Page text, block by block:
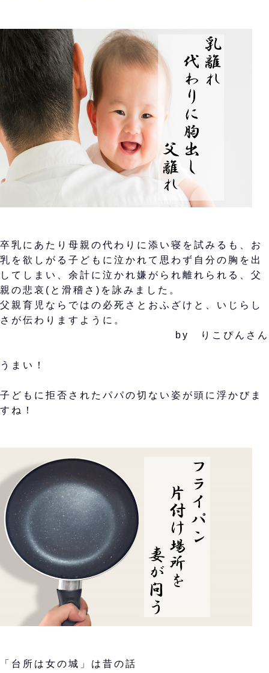
卒乳にあたり母親の代わりに添い寝を試みるも、お
乳を欲しがる子どもに泣かれて思わず自分の胸を出
してしまい、余計に泣かれ嫌がられ離れられる、父
親の悲哀(と滑稽さ)を詠みました。
父親育児ならではの必死さとおふざけと、いじらし
さが伝わりますように。
by りこぴんさん
うまい！
子どもに拒否されたパパの切ない姿が頭に浮かびま
すね！
「台所は女の城」は昔の話